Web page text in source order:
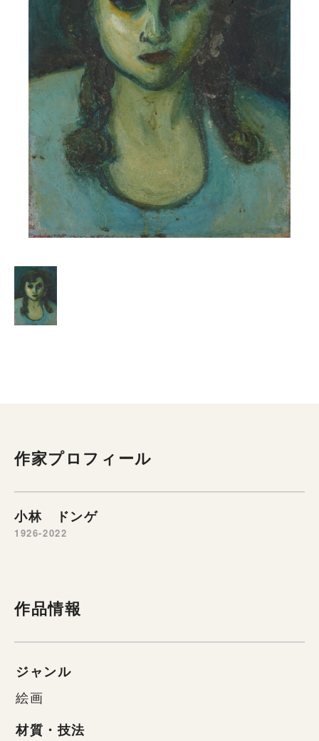
作家プロフィール
小林 ドンゲ
1926-2022
作品情報
ジャンル
絵画
材質・技法